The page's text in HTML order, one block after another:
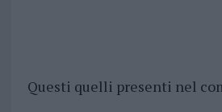
Questi quelli presenti nel